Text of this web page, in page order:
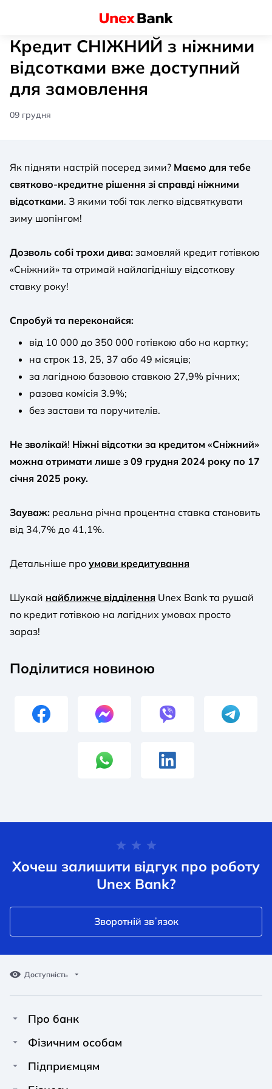
Кредит СНІЖНИЙ з ніжними
відсотками вже доступний
для замовлення
09 грудня
Як підняти настрій посеред зими? Маємо для тебе
святково-кредитне рішення зі справді ніжними
відсотками. З якими тобі так легко відсвяткувати
зиму шопінгом!
Дозволь собі трохи дива: замовляй кредит готівкою
«Сніжний» та отримай найлагіднішу відсоткову
ставку року!
Спробуй та переконайся:
від 10 000 до 350 000 готівкою або на картку;
на строк 13, 25, 37 або 49 місяців;
за лагідною базовою ставкою 27,9% річних;
разова комісія 3.9%;
без застави та поручителів.
Не зволікай! Ніжні відсотки за кредитом «Сніжний»
можна отримати лише з 09 грудня 2024 року по 17
січня 2025 року.
Зауваж: реальна річна процентна ставка становить
від 34,7% до 41,1%.
Детальніше про умови кредитування
Шукай найближче відділення Unex Bank та рушай
по кредит готівкою на лагідних умовах просто
зараз!
Поділитися новиною
Хочеш залишити відгук про роботу
Unex Bank?
Зворотній звʼязок
Доступність
A A
Звичайний
A A
Середній
A A
Про банк
Про Unex Bank
Фізичним особам
Кредити
Підприємцям
Фінансування